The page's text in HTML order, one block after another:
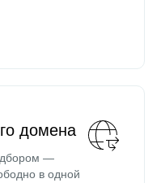
домена
—
в одной